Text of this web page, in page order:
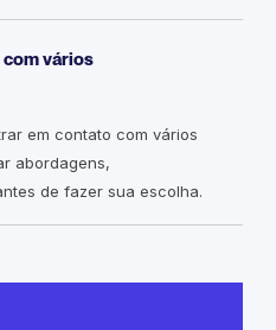
vários
em contato com vários
abordagens,
de fazer sua escolha.